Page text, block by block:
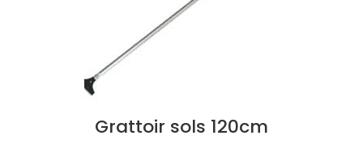
Grattoir sols 120cm